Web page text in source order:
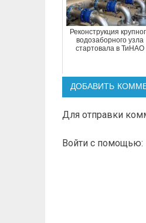
Реконструкция
водозаборного узла
стартовала в ТиНАО
ДОБАВИТЬ
Для отправки
Войти с помощью: